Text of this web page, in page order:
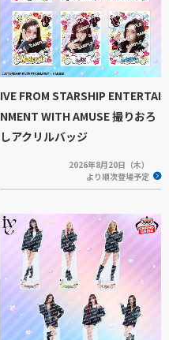
IVE FROM STARSHIP ENTERTAI
NMENT WITH AMUSE 撮りおろ
しアクリルバッジ
2026年8月20日（木）
より順次登場予定